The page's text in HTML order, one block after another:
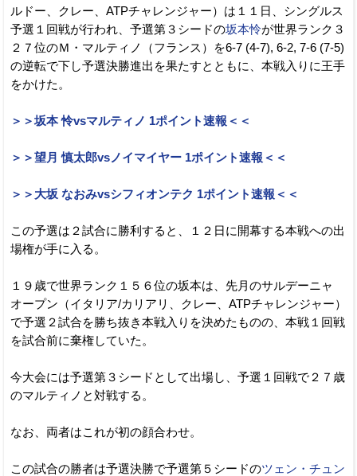
ルドー、クレー、ATPチャレンジャー）は１１日、シングルス
予選１回戦が行われ、予選第３シードの坂本怜が世界ランク３
２７位のＭ・マルティノ（フランス）を6-7 (4-7), 6-2, 7-6 (7-5)
の逆転で下し予選決勝進出を果たすとともに、本戦入りに王手
をかけた。
＞＞坂本 怜vsマルティノ 1ポイント速報＜＜
＞＞望月 慎太郎vsノイマイヤー 1ポイント速報＜＜
＞＞大坂 なおみvsシフィオンテク 1ポイント速報＜＜
この予選は２試合に勝利すると、１２日に開幕する本戦への出
場権が手に入る。
１９歳で世界ランク１５６位の坂本は、先月のサルデーニャ
オープン（イタリア/カリアリ、クレー、ATPチャレンジャー）
で予選２試合を勝ち抜き本戦入りを決めたものの、本戦１回戦
を試合前に棄権していた。
今大会には予選第３シードとして出場し、予選１回戦で２７歳
のマルティノと対戦する。
なお、両者はこれが初の顔合わせ。
この試合の勝者は予選決勝で予選第５シードのツェン・チュン